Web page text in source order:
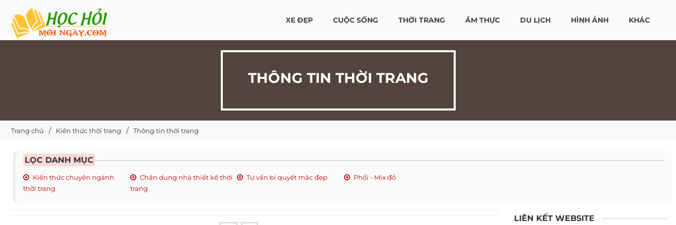
XE ĐẸP CUỘC SỐNG THỜI TRANG ẨM THỰC DU LỊCH HÌNH ẢNH KHÁC
THÔNG TIN THỜI TRANG
Trang chủ Kiến thức thời trang Thông tin thời trang
LỌC DANH MỤC
Kiến thức chuyên ngành
thời trang
Chân dung nhà thiết kế thời
trang
Tư vấn bí quyết mặc đẹp Phối - Mix đồ
LIÊN KẾT WEBSITE